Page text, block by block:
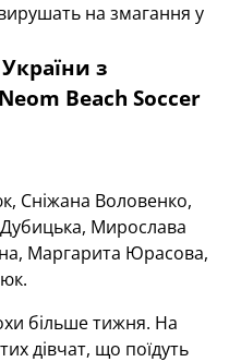
на змагання у
з
Beach Soccer
Сніжана Воловенко,
Дубицька, Мирослава
Маргарита Юрасова,
більше тижня. На
дівчат, що поїдуть